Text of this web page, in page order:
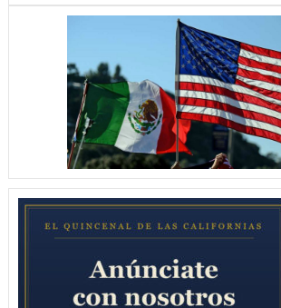
Lara
derrota
Moi
Fuentes